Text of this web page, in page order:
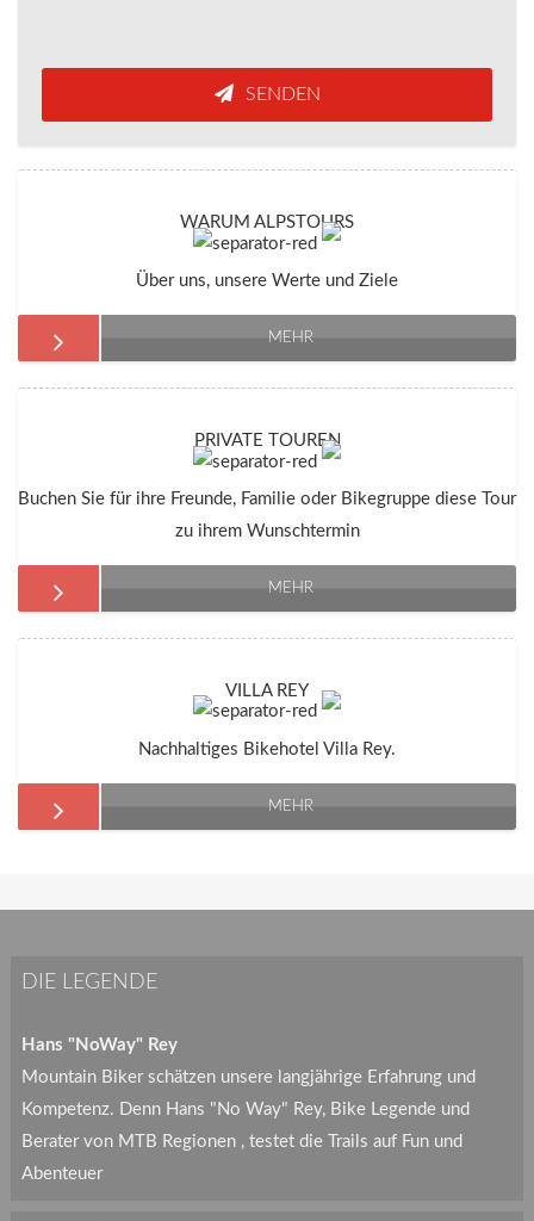
SENDEN
WARUM ALPSTOURS
Über uns, unsere Werte und Ziele
MEHR
PRIVATE TOUREN
Buchen Sie für ihre Freunde, Familie oder Bikegruppe diese Tour
zu ihrem Wunschtermin
MEHR
VILLA REY
Nachhaltiges Bikehotel Villa Rey.
MEHR
DIE LEGENDE
Hans "NoWay" Rey
Mountain Biker schätzen unsere langjährige Erfahrung und
Kompetenz. Denn Hans "No Way" Rey, Bike Legende und
Berater von MTB Regionen , testet die Trails auf Fun und
Abenteuer